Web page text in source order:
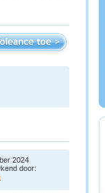
2024
door: